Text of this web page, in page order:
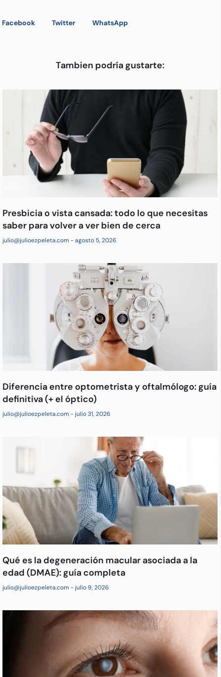
Facebook Twitter WhatsApp
Tambien podría gustarte:
Presbicia o vista cansada: todo lo que necesitas
saber para volver a ver bien de cerca
julio@julioezpeleta.com agosto 5, 2026
Diferencia entre optometrista y oftalmólogo: guía
definitiva (+ el óptico)
julio@julioezpeleta.com julio 31, 2026
Qué es la degeneración macular asociada a la
edad (DMAE): guía completa
julio@julioezpeleta.com julio 9, 2026